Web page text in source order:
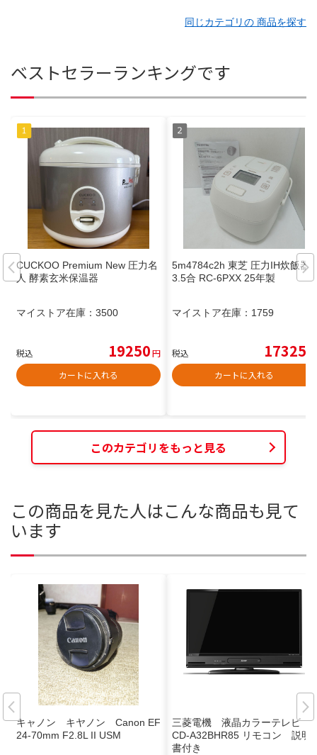
同じカテゴリの 商品を探す
ベストセラーランキングです
CUCKOO Premium New 圧力名
人 酵素玄米保温器
マイストア在庫： 3500
税込 19250円
カートに入れる
5m4784c2h 東芝 圧力IH炊飯器
3.5合 RC-6PXX 25年製
マイストア在庫： 1759
税込 17325
カートに入れる
このカテゴリをもっと見る
この商品を見た人はこんな商品も見て
います
キャノン キヤノン Canon EF
24-70mm F2.8L II USM
三菱電機 液晶カラーテレビ L
CD-A32BHR85 リモコン 説明
書付き